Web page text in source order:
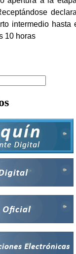
intermedio
10 horas